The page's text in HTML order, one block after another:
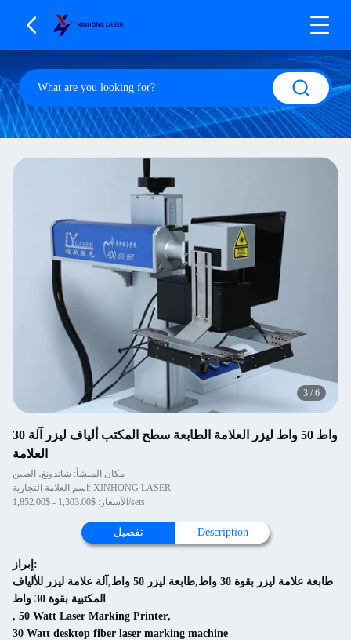
3 /6
30 واط 50 واط ليزر العلامة الطابعة سطح المكتب ألياف ليزر آلة
العلامة
مكان المنشأ: شاندونغ، الصين
اسم العلامة التجارية: XINHONG LASER
الأسعار: $1,303.00 - $1,852.00/sets
تفصيل Description
إبراز:
طابعة علامة ليزر بقوة 30 واط,طابعة ليزر 50 واط,آلة علامة ليزر للألياف
المكتبية بقوة 30 واط
, 50 Watt Laser Marking Printer,
30 Watt desktop fiber laser marking machine